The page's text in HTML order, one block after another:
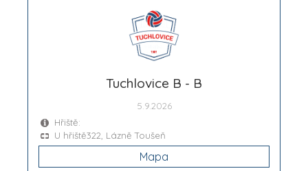
Tuchlovice B - B
5.9.2026
Hřiště:
U hřiště322, Lázně Toušeň
Mapa